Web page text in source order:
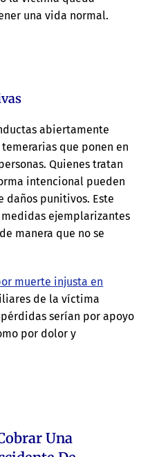
una vida normal.
abiertamente
que ponen en
Quienes tratan
intencional pueden
daños punitivos. Este
ejemplarizantes
manera que no se
muerte injusta en
de la víctima
serían por apoyo
por dolor y
Una